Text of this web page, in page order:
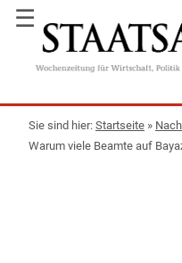
☰
Startseite »
Warum viele Beamte auf